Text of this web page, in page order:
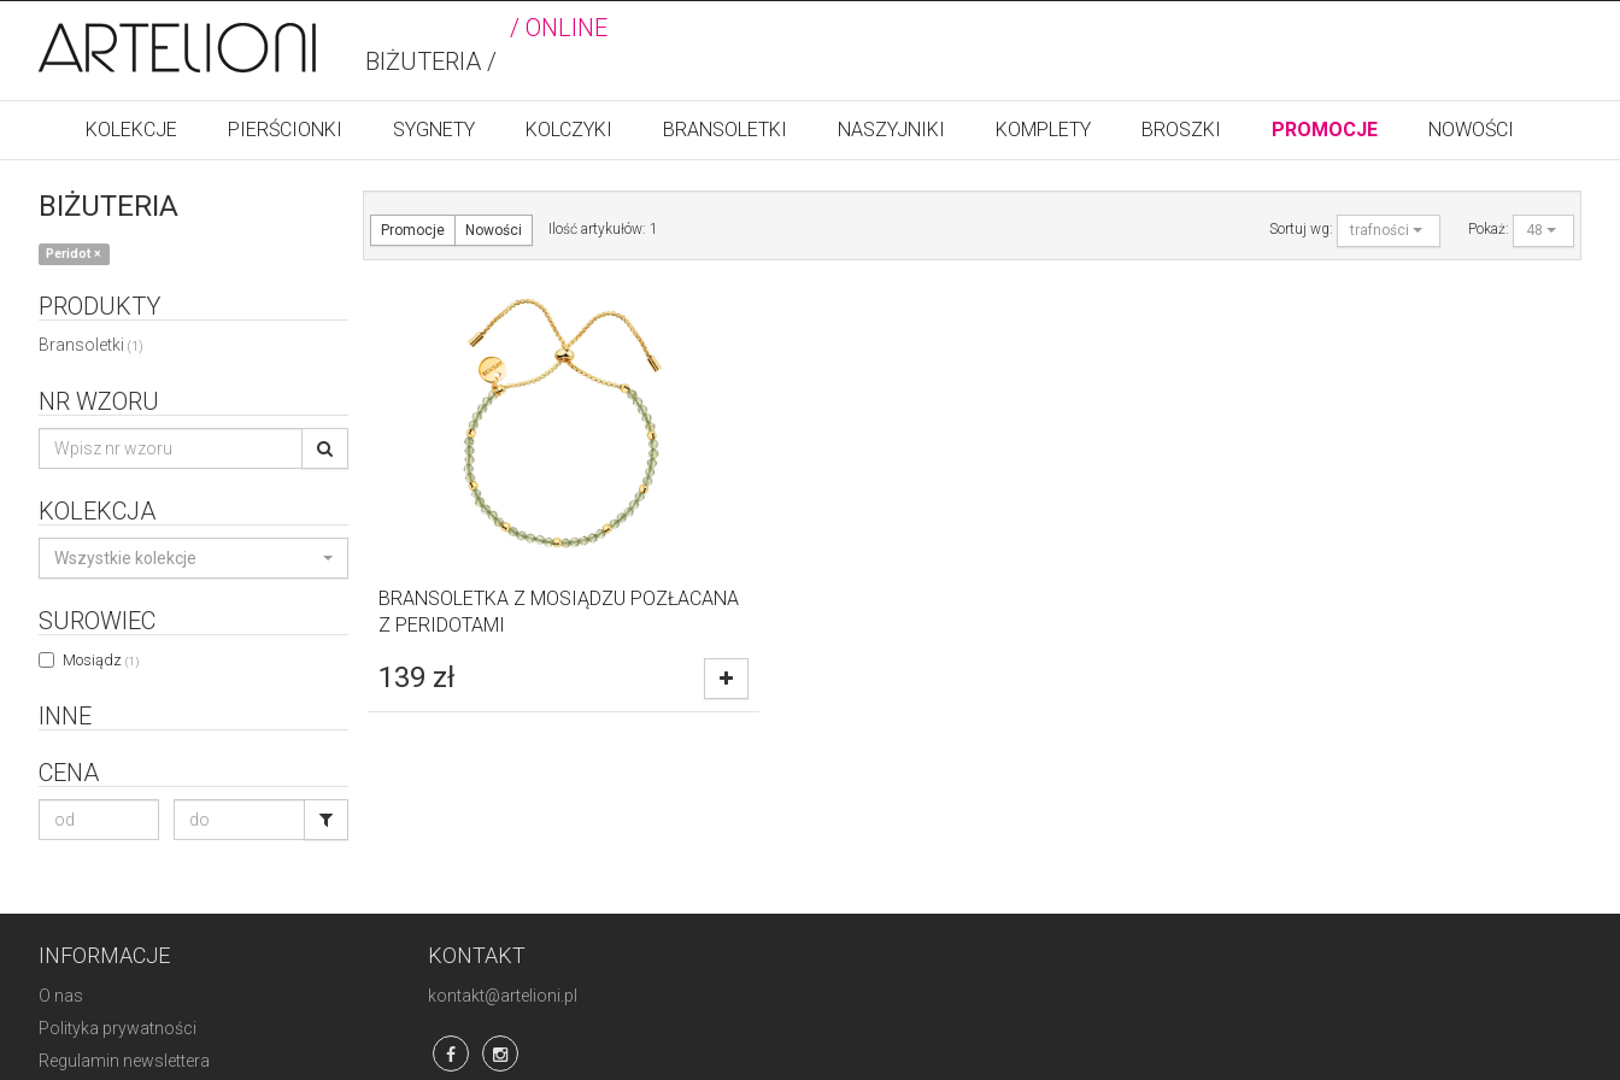
/ ONLINE
BIŻUTERIA /
KOLEKCJE PIERŚCIONKI SYGNETY KOLCZYKI BRANSOLETKI NASZYJNIKI KOMPLETY BROSZKI PROMOCJE NOWOŚCI
BIŻUTERIA
Peridot×
PRODUKTY
Bransoletki (1)
NR WZORU
KOLEKCJA
Wszystkie kolekcje
SUROWIEC
Mosiądz (1)
INNE
CENA
Promocje Nowości Ilość artykułów: 1 Sortuj wg: trafności Pokaż: 48
BRANSOLETKA Z MOSIĄDZU POZŁACANA
Z PERIDOTAMI
139 zł
INFORMACJE
O nas
Polityka prywatności
Regulamin newslettera
KONTAKT
kontakt@artelioni.pl